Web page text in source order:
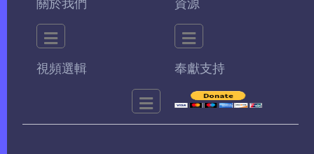
關於我們 資源
視頻選輯 奉獻支持